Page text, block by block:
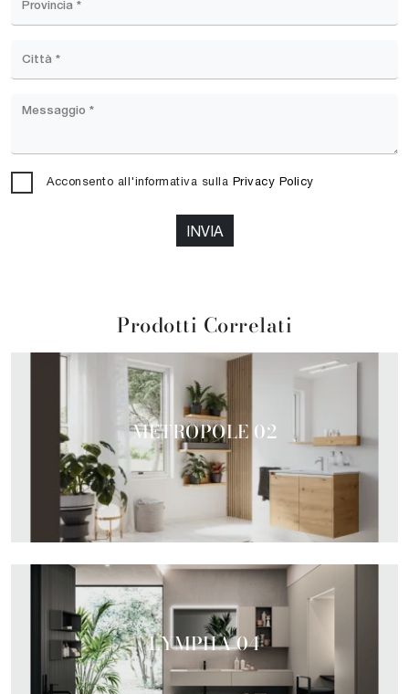
Prodotti Correlati
METROPOLE 02
LYMPHA 04
Acconsento all'informativa sulla Privacy Policy
INVIA